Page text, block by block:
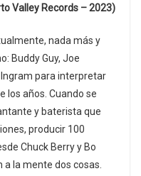
Valley Records – 2023)
nada más y
Buddy Guy, Joe
Ingram para interpretar
los años. Cuando se
y baterista que
producir 100
Chuck Berry y Bo
a la mente dos cosas.